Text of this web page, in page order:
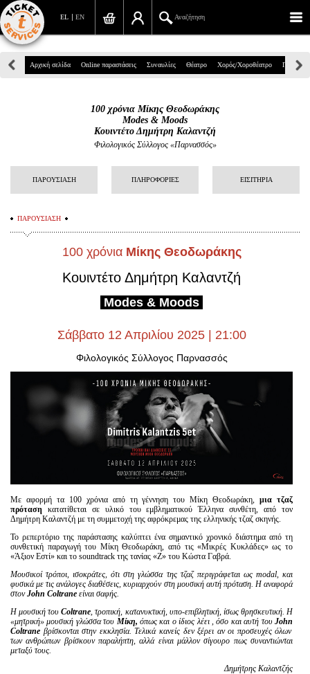
EN
EL Αναζήτηση
Πανεπιστημίου 39, Αθήνα
info@ticketservices.gr
Αναζήτηση
Προσωπικά Δεδομένα
Πληροφορίες
Αρχική σελίδα Online παραστάσεις Συναυλίες Θέατρο Χορός/Χοροθέατρο Παιδικά
100 χρόνια Μίκης Θεοδωράκης
Modes & Moods
Κουιντέτο Δημήτρη Καλαντζή
Φιλολογικός Σύλλογος «Παρνασσός»
ΠΑΡΟΥΣΙΑΣΗ ΠΛΗΡΟΦΟΡΙΕΣ ΕΙΣΙΤΗΡΙΑ
ΠΑΡΟΥΣΙΑΣΗ
100 χρόνια Μίκης Θεοδωράκης
Κουιντέτο Δημήτρη Καλαντζή
Modes & Moods
Σάββατο 12 Απριλίου 2025 | 21:00
Φιλολογικός Σύλλογος Παρνασσός
Mε αφορμή τα 100 χρόνια από τη γέννηση του Μίκη Θεοδωράκη,
μια τζαζ
πρόταση κατατίθεται σε υλικό του εμβληματικού Έλληνα συνθέτη, από τον
Δημήτρη Καλαντζή με τη συμμετοχή της αφρόκρεμας της ελληνικής τζαζ σκηνής.
Το ρεπερτόριο της παράστασης καλύπτει ένα σημαντικό χρονικό διάστημα από τη
συνθετική παραγωγή του Μίκη Θεοδωράκη, από τις «Μικρές Κυκλάδες» ως το
«Άξιον Εστί» και το soundtrack της τανίας «Ζ» του Κώστα Γαβρά.
Μουσικοί τρόποι, ισοκράτες, ότι στη γλώσσα της τζαζ περιγράφεται ως modal, και
φυσικά με τις ανάλογες διαθέσεις, κυριαρχούν στη μουσική αυτή πρόταση. Η αναφορά
στον John Coltrane είναι σαφής.
Η μουσική του Coltrane , τροπική, κατανυκτική, υπο-επιβλητική, ίσως θρησκευτική. Η
«μητρική» μουσική γλώσσα του Μίκη, όπως και ο ίδιος λέει , όσο και αυτή τουJohn
Coltrane βρίσκονται στην εκκλησία. Τελικά κανείς δεν ξέρει αν οι προσευχές όλων
των ανθρώπων βρίσκουν παραλήπτη, αλλά είναι μάλλον σίγουρο πως συναντιώνται
μεταξύ τους.
Δημήτρης Καλαντζής